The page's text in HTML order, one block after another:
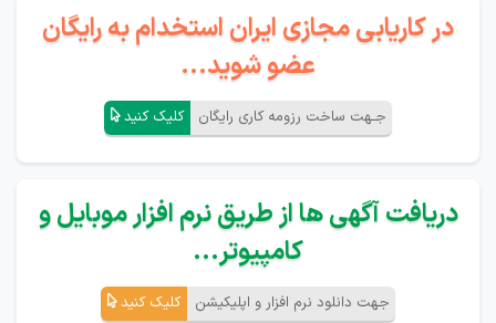
در کاریابی مجازی ایران استخدام به رایگان
عضو شوید...
جـهت ساخت رزومه کاری رایگان کلیک کنید
دریافت آگهی ها از طریق نرم افزار موبایل و
کامپیوتر...
جهت دانلود نرم افزار و اپلیکیشن کلیک کنید